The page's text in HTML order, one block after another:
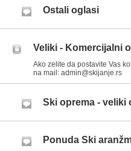
Ostali oglasi
Veliki - Komercijalni
Ako zelite da postavite Vas
na mail: admin@skijanje.rs
Ski oprema - veliki
Ponuda Ski